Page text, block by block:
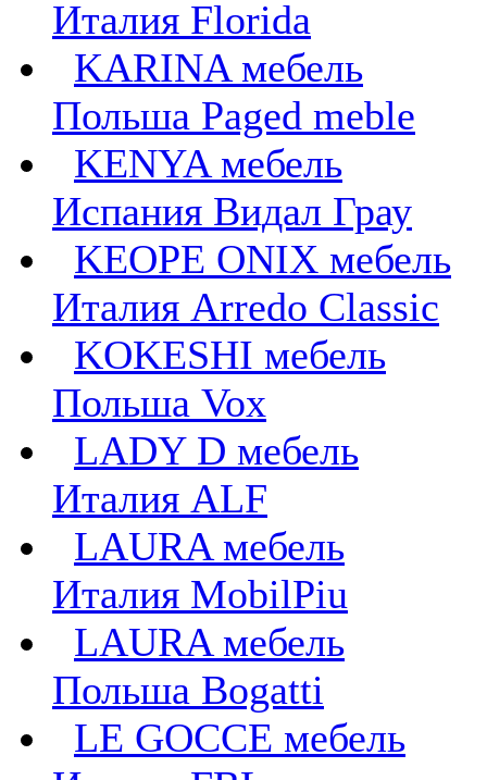
Италия Florida
KARINA мебель
Польша Paged meble
KENYA мебель
Испания Видал Грау
KEOPE ONIX мебель
Италия Arredo Classic
KOKESHI мебель
Польша Vox
LADY D мебель
Италия ALF
LAURA мебель
Италия MobilPiu
LAURA мебель
Польша Bogatti
LE GOCCE мебель